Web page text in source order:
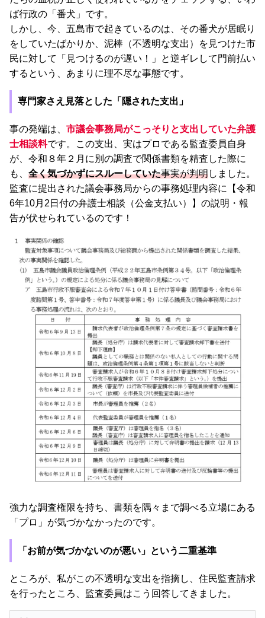
ば行政の「番犬」です。
しかし、今、五島市で起きているのは、その番犬が居眠り
をしていたばかりか、泥棒（不透明な支出）を見つけた市
民に対して「見つけるのが遅い！」と逆ギレして門前払い
するという、あまりに理不尽な事態です。
専門家さえ見落とした「隠された支出」
事の発端は、 市議会事務局がこっそりと支出していた弁護
士相談料です。この支出、実はプロである監査委員自身
が、令和８年２月に別の調査で関係書類を精査した際に
も、 全く気づかずにスルーしていた事実が判明しました。
監査に提出された議会事務局からの事務処理内容に【令和
6年10月2日付の弁護士相談（公金支払い）】の説明・報
告が伏せられているのです！
強力な調査権限を持ち、書類を隅々まで調べる立場にある
「プロ」が気づかなかったのです。
「お前が気づかないのが悪い」という二重基準
ところが、私がこの不透明な支出を指摘し、住民監査請求
を行ったところ、監査委員はこう回答してきました。